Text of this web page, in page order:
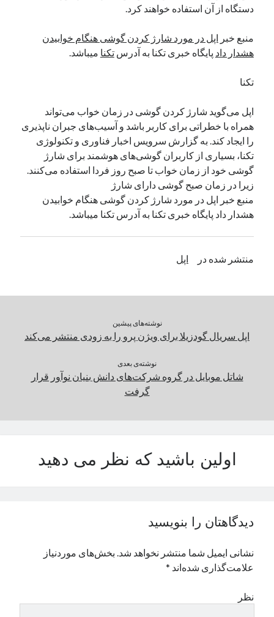
مارس 2024
ژانویه 2024
دسامبر 2023
اکتبر 2023
آگوست 2023
جولای 2023
دسامبر 2022
دسته‌ها
اپل
دسته‌بندی نشده
دستگاه از آن استفاده خواهند کرد.
منبع خبر اپل در مورد شارژ کردن گوشی هنگام خوابیدن
هشدار داد پایگاه خبری تکنا به آدرستکنا میباشد.
تکنا
اپل می‌گوید شارژ کردن گوشی در زمان خواب می‌تواند
همراه با خطراتی برای کاربر باشد و آسیب‌های جبران ناپذیری
را ایجاد کند. به گزارش سرویس اخبار فناوری و تکنولوژی
تکنا، بسیاری از کاربران گوشی‌های هوشمند برای شارژ
گوشی خود از زمان خواب تا صبح روز فردا استفاده می‌کنند.
زیرا در زمان صبح گوشی دارای شارژ
منبع خبر اپل در مورد شارژ کردن گوشی هنگام خوابیدن
هشدار داد پایگاه خبری تکنا به آدرس تکنا میباشد.
منتشر شده در اپل
نوشته‌های پیشین
اپل سریال گودزیلا برای ویژن پرو را به زودی منتشر می‌کند
نوشته‌ی بعدی
شاتل موبایل در گروه شرکت‌های دانش بنیان نوآور قرار
گرفت
اولین باشید که نظر می دهید
دیدگاهتان را بنویسید
نشانی ایمیل شما منتشر نخواهد شد. بخش‌های موردنیاز
علامت‌گذاری شده‌اند *
نظر